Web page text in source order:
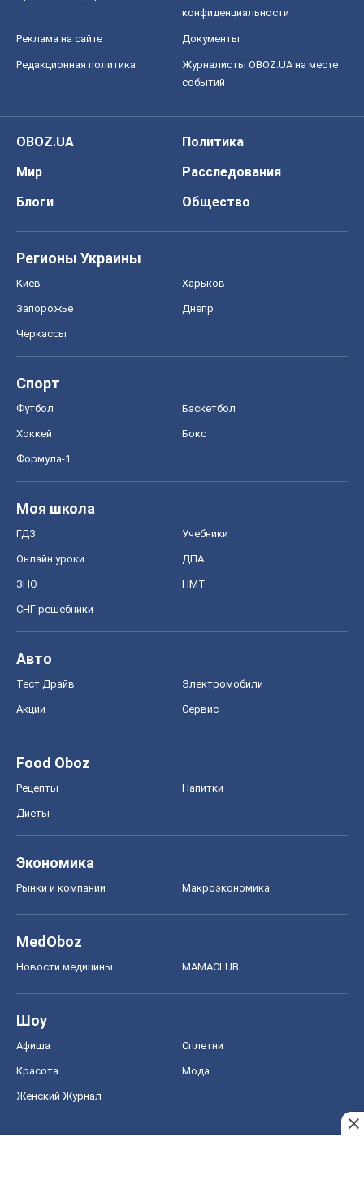
конфиденциальности
Реклама на сайте Документы
Редакционная политика
Журналисты OBOZ.UA на месте
событий
OBOZ.UA
Политика
Мир
Расследования
Блоги
Общество
Регионы Украины
Киев Харьков
Запорожье Днепр
Черкассы
Спорт
Футбол Баскетбол
Хоккей Бокс
Формула-1
Моя школа
ГДЗ Учебники
Онлайн уроки ДПА
ЗНО НМТ
СНГ решебники
Авто
Тест Драйв Электромобили
Акции Сервис
Food Oboz
Рецепты Напитки
Диеты
Экономика
Рынки и компании Mакроэкономика
MedOboz
Новости медицины MAMACLUB
Шоу
Афиша Сплетни
Красота Мода
Женский Журнал